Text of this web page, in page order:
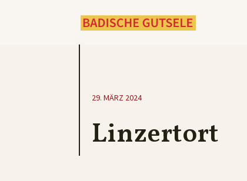
29. MÄRZ 2024
Linzertort